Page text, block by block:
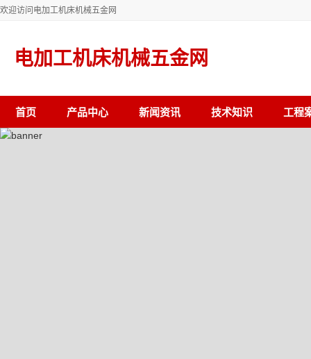
欢迎访问电加工机床机械五金网
电加工机床机械五金网
首页 产品中心 新闻资讯 技术知识 工程